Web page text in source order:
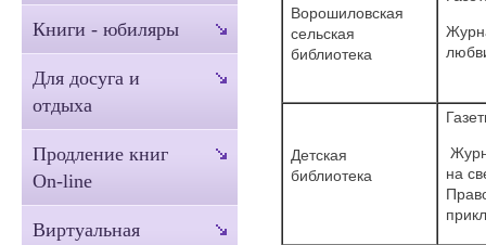
Ворошиловская
сельская
библиотека
Детская
библиотека
на
Книги - юбиляры
Для досуга и
отдыха
Продление книг
On-line
Виртуальная